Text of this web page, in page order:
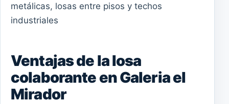
metálicas, losas entre pisos y techos
industriales
Ventajas de la losa
colaborante en Galeria el
Mirador